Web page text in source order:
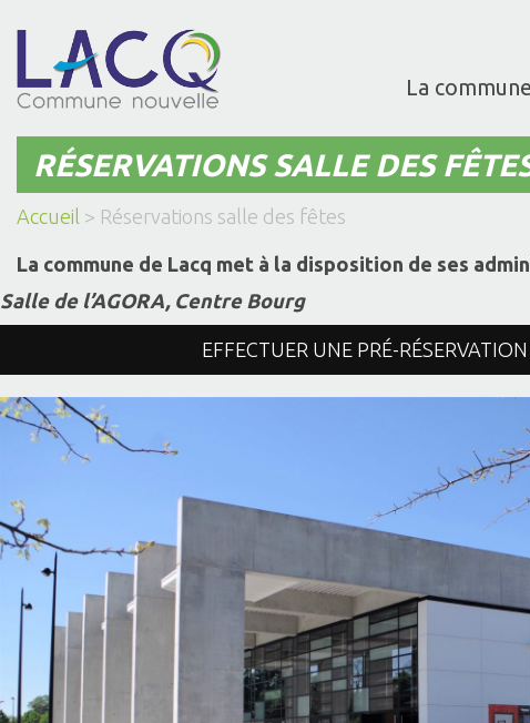
La commune
RÉSERVATIONS SALLE DES
Accueil > Réservations salle des fêtes
La commune de Lacq met à la disposition de ses
Salle de l’AGORA, Centre Bourg
EFFECTUER UNE PRÉ-RÉSERVATION